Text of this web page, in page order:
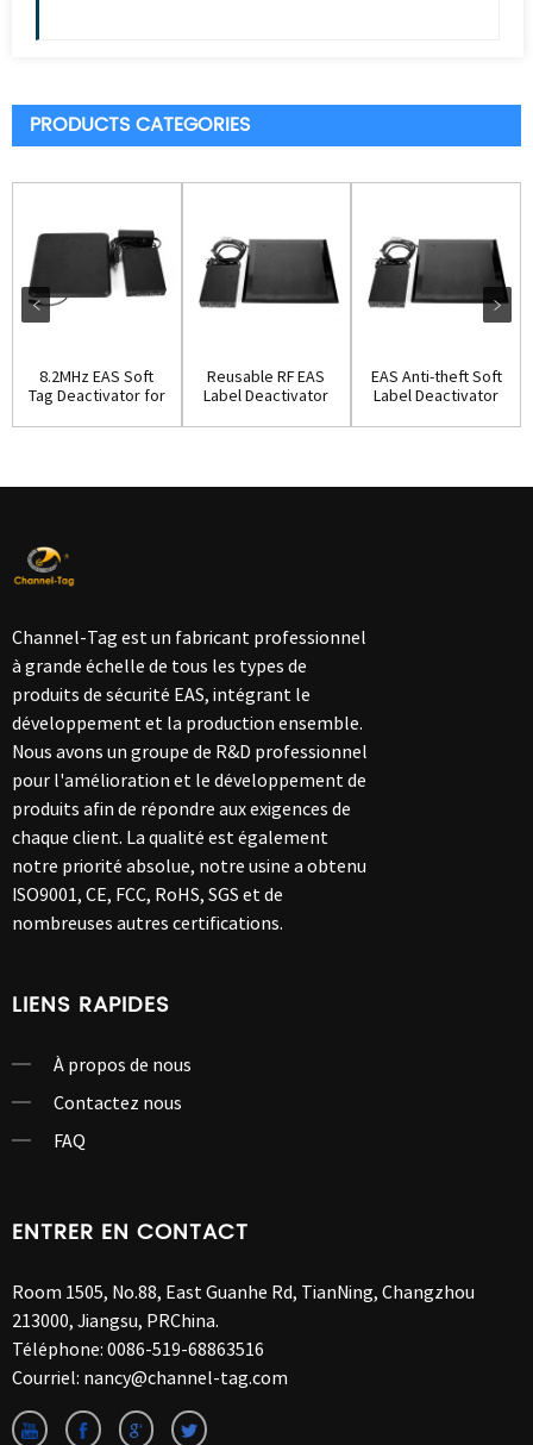
PRODUCTS CATEGORIES
8.2MHz EAS Soft
Tag Deactivator for
Reusable RF EAS
Label Deactivator
EAS Anti-theft Soft
Label Deactivator
Channel-Tag est un fabricant professionnel
à grande échelle de tous les types de
produits de sécurité EAS, intégrant le
développement et la production ensemble.
Nous avons un groupe de R&D professionnel
pour l'amélioration et le développement de
produits afin de répondre aux exigences de
chaque client. La qualité est également
notre priorité absolue, notre usine a obtenu
ISO9001, CE, FCC, RoHS, SGS et de
nombreuses autres certifications.
LIENS RAPIDES
À propos de nous
Contactez nous
FAQ
ENTRER EN CONTACT
Room 1505, No.88, East Guanhe Rd, TianNing, Changzhou
213000, Jiangsu, PRChina.
Téléphone: 0086-519-68863516
Courriel: nancy@channel-tag.com